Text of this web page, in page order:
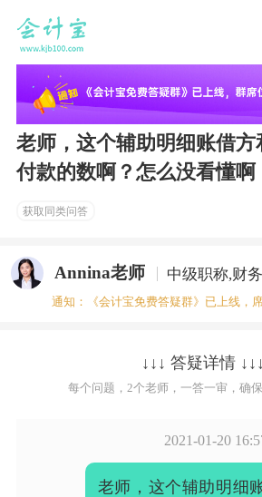
老师，这个辅助明细账借方
付款的数啊？怎么没看懂啊
获取同类问答
Annina老师 中级职称,财
通知：《会计宝免费答疑群》已上线，
↓↓↓ 答疑详情 ↓↓↓
每个问题，2个老师，一答一审，确
2021-01-20
老师，这个辅助明细